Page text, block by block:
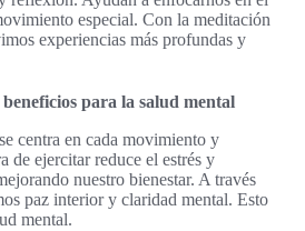
especial. Con la meditación
experiencias más profundas y
para la salud mental
centra en cada movimiento y
de ejercitar reduce el estrés y
nuestro bienestar. A través
paz interior y claridad mental. Esto
mental.